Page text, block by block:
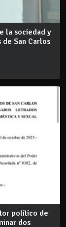
la sociedad y
San Carlos
político de
dos